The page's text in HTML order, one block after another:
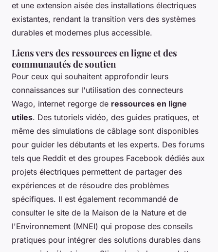
et une extension aisée des installations électriques
existantes, rendant la transition vers des systèmes
durables et modernes plus accessible.
Liens vers des ressources en ligne et des
communautés de soutien
Pour ceux qui souhaitent approfondir leurs
connaissances sur l'utilisation des connecteurs
Wago, internet regorge de ressources en ligne
utiles. Des tutoriels vidéo, des guides pratiques, et
même des simulations de câblage sont disponibles
pour guider les débutants et les experts. Des forums
tels que Reddit et des groupes Facebook dédiés aux
projets électriques permettent de partager des
expériences et de résoudre des problèmes
spécifiques. Il est également recommandé de
consulter le site de la Maison de la Nature et de
l'Environnement (MNEI) qui propose des conseils
pratiques pour intégrer des solutions durables dans